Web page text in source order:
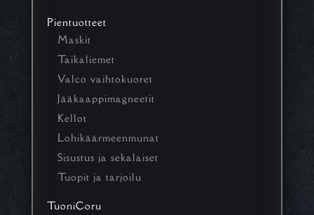
Pientuotteet
Maskit
Taikaliemet
Valco vaihtokuoret
Jääkaappimagneetit
Kellot
Lohikäärmeenmunat
Sisustus ja sekalaiset
Tuopit ja tarjoilu
TuoniCoru